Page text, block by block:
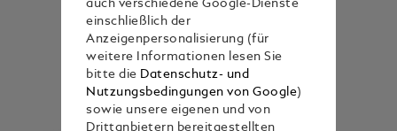
auch verschiedene Google-Dienste
einschließlich der
Anzeigenpersonalisierung (für
weitere Informationen lesen Sie
bitte die Datenschutz- und
Nutzungsbedingungen von Google)
sowie unsere eigenen und von
Drittanbietern bereitgestellten